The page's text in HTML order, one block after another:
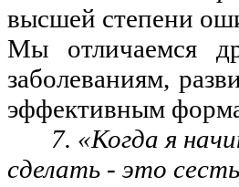
высшей степени
Мы отличаемся
заболеваниям,
эффективным
7. «Когда я
сделать - это